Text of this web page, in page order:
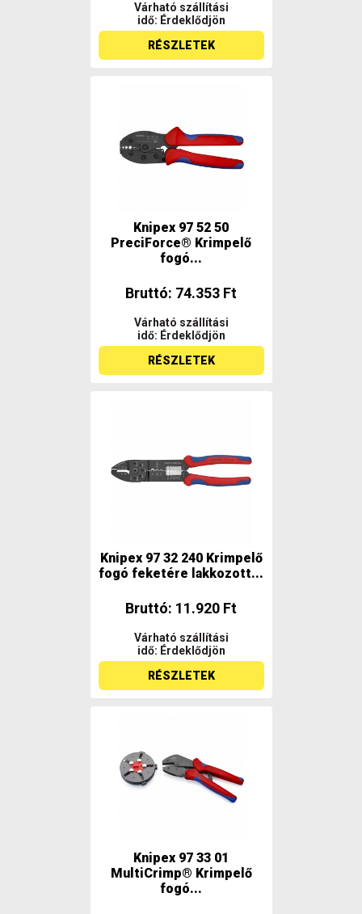
Várható szállítási
idő: Érdeklődjön
RÉSZLETEK
Knipex 97 52 50
PreciForce® Krimpelő
fogó...
Bruttó: 74.353 Ft
Várható szállítási
idő: Érdeklődjön
RÉSZLETEK
Knipex 97 32 240 Krimpelő
fogó feketére lakkozott...
Bruttó: 11.920 Ft
Várható szállítási
idő: Érdeklődjön
RÉSZLETEK
Knipex 97 33 01
MultiCrimp® Krimpelő
fogó...